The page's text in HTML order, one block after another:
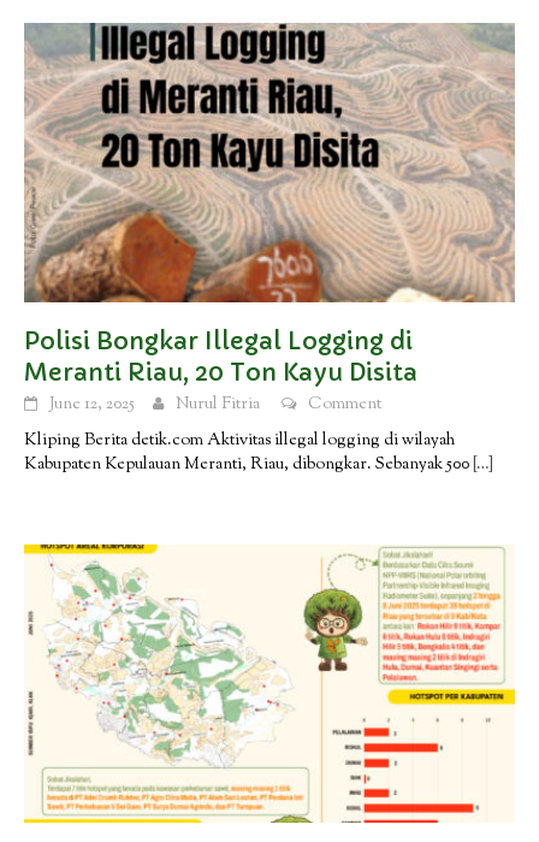
Polisi Bongkar Illegal Logging di
Meranti Riau, 20 Ton Kayu Disita
June 12, 2025 Nurul Fitria
Comment
Kliping Berita detik.com Aktivitas illegal logging di wilayah
Kabupaten Kepulauan Meranti, Riau, dibongkar. Sebanyak 500 […]